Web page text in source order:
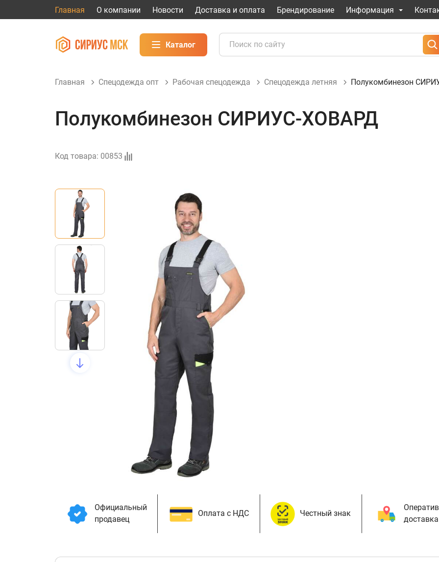
Главная О компании Новости Доставка и оплата Брендирование Информация
Каталог
Главная Спецодежда опт Рабочая спецодежда Спецодежда летняя Полукомбинезон
Полукомбинезон СИРИУС-ХОВАРД
Код товара: 00853
Официальный
продавец
Оплата с НДС Честный знак
доставка